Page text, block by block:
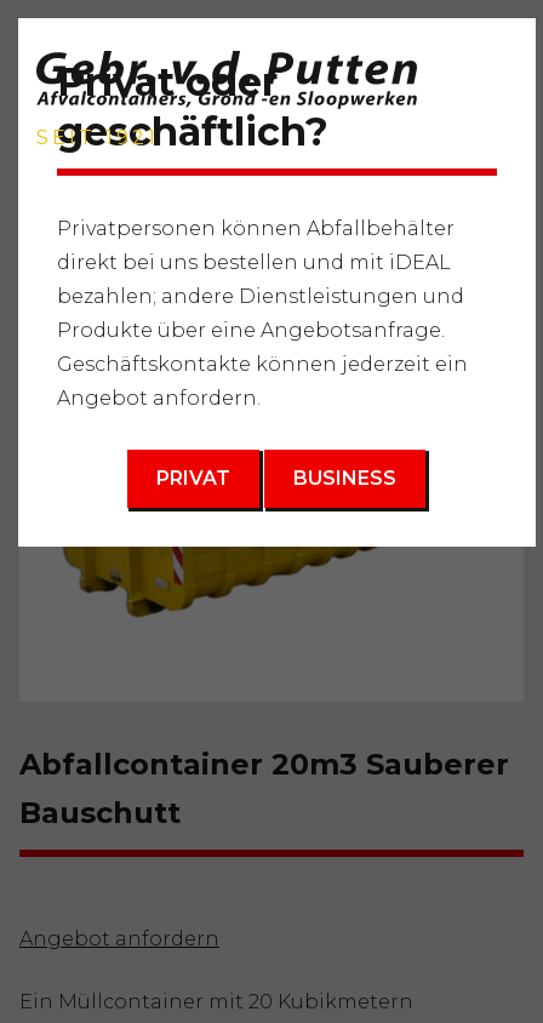
SEIT 1921
Startseite " Dienstleistungen " Abfallbehälter "Sauberer
Schutt " Abfallbehälter 20m3
20 m3
Abfallcontainer 20m3 Sauberer
Bauschutt
Angebot anfordern
Ein Müllcontainer mit 20 Kubikmetern
Privat oder
geschäftlich?
Privatpersonen können Abfallbehälter
direkt bei uns bestellen und mit iDEAL
bezahlen; andere Dienstleistungen und
Produkte über eine Angebotsanfrage.
Geschäftskontakte können jederzeit ein
Angebot anfordern.
PRIVAT BUSINESS